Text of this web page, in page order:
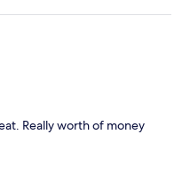
Really worth of money